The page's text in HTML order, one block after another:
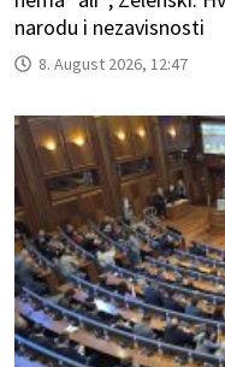
narodu i nezavisnosti
8. August 2026, 12:47